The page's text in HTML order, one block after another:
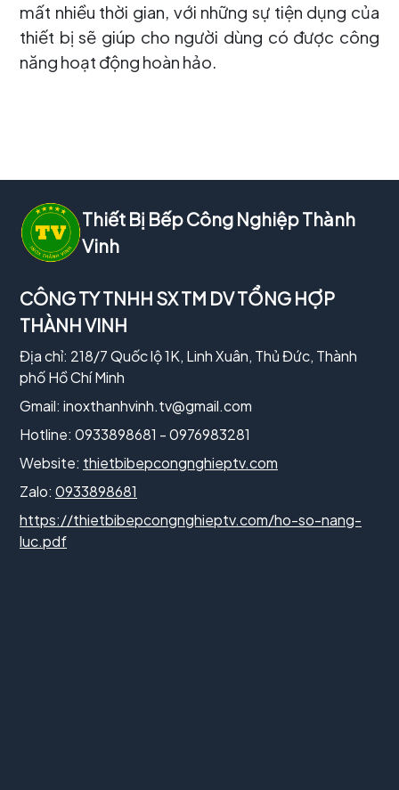
mất nhiều thời gian, với những sự tiện dụng của
thiết bị sẽ giúp cho người dùng có được công
năng hoạt động hoàn hảo.
Thiết Bị Bếp Công Nghiệp Thành
Vinh
CÔNG TY TNHH SX TM DV TỔNG HỢP
THÀNH VINH
Địa chỉ: 218/7 Quốc lộ 1K, Linh Xuân, Thủ Đức, Thành
phố Hồ Chí Minh
Gmail: inoxthanhvinh.tv@gmail.com
Hotline: 0933898681 - 0976983281
Website: thietbibepcongnghieptv.com
Zalo: 0933898681
https://thietbibepcongnghieptv.com/ho-so-nang-
luc.pdf